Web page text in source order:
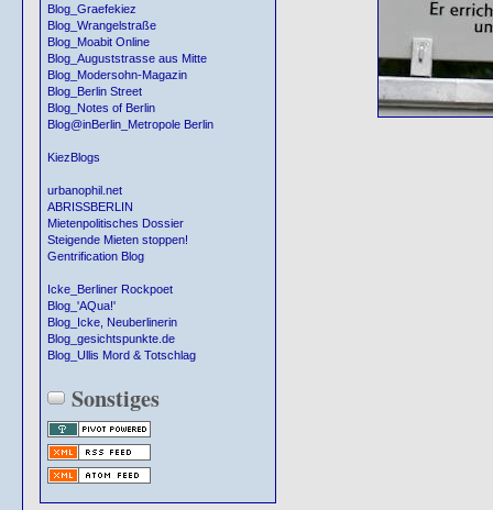
Blog_Graefekiez
Blog_Wrangelstraße
Blog_Moabit Online
Blog_Auguststrasse aus Mitte
Blog_Modersohn-Magazin
Blog_Berlin Street
Blog_Notes of Berlin
Blog@inBerlin_Metropole Berlin
KiezBlogs
urbanophil.net
ABRISSBERLIN
Mietenpolitisches Dossier
Steigende Mieten stoppen!
Gentrification Blog
Icke_Berliner Rockpoet
Blog_'AQua!'
Blog_Icke, Neuberlinerin
Blog_gesichtspunkte.de
Blog_Ullis Mord & Totschlag
Sonstiges